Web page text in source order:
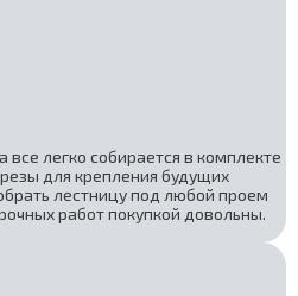
все легко собирается в комплекте
для крепления будущих
лестницу под любой проем
работ покупкой довольны.